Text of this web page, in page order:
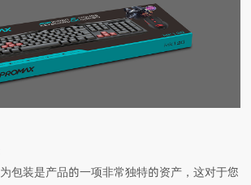
包装是产品的一项非常独特的资产，这对于您